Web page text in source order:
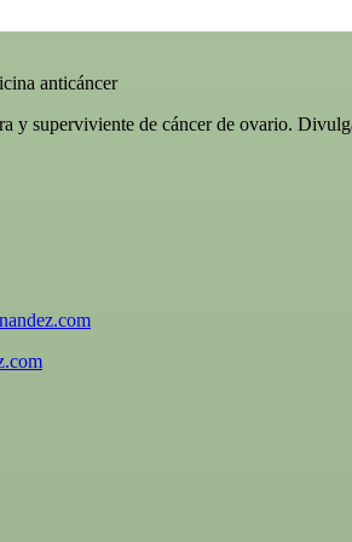
anticáncer
y superviviente de cáncer de ovario.